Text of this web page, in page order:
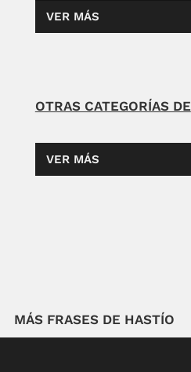
VER MÁS
OTRAS CATEGORÍAS DE
VER MÁS
MÁS FRASES DE HASTÍO